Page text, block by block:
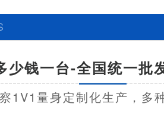
少钱一台-全国统一批
1V1量身定制化生产，多